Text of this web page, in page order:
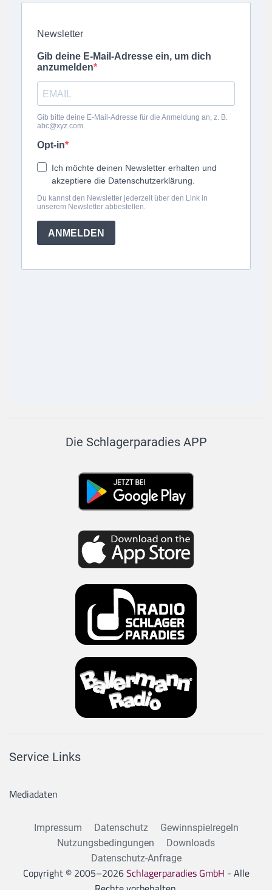
Die Schlagerparadies APP
Service Links
Mediadaten
Impressum Datenschutz
Gewinnspielregeln
Nutzungsbedingungen
Downloads
Datenschutz-Anfrage
Copyright © 2005–2026Schlagerparadies GmbH - Alle